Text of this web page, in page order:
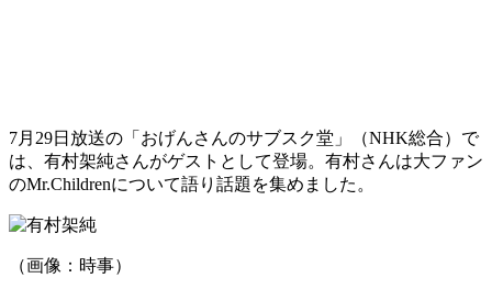
7月29日放送の「おげんさんのサブスク堂」（NHK総合）で
は、有村架純さんがゲストとして登場。有村さんは大ファン
のMr.Childrenについて語り話題を集めました。
（画像：時事）